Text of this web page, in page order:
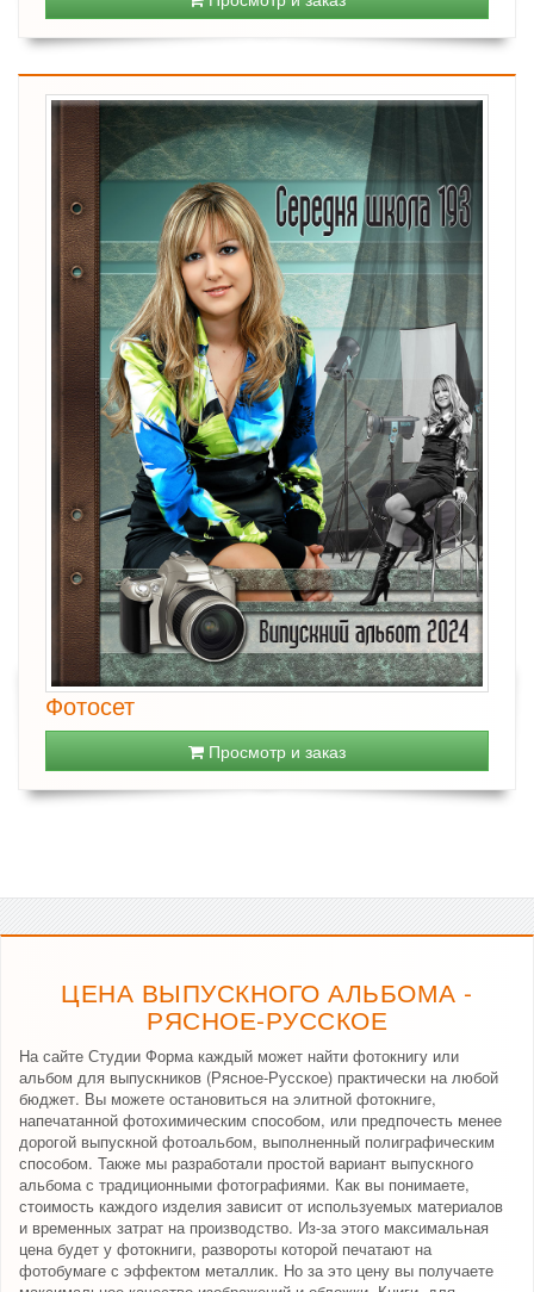
Фотосет
Просмотр и заказ
ЦЕНА ВЫПУСКНОГО АЛЬБОМА -
РЯСНОЕ-РУССКОЕ
На сайте Студии Форма каждый может найти фотокнигу или
альбом для выпускников (Рясное-Русское) практически на любой
бюджет. Вы можете остановиться на элитной фотокниге,
напечатанной фотохимическим способом, или предпочесть менее
дорогой выпускной фотоальбом, выполненный полиграфическим
способом. Также мы разработали простой вариант выпускного
альбома с традиционными фотографиями. Как вы понимаете,
стоимость каждого изделия зависит от используемых материалов
и временных затрат на производство. Из-за этого максимальная
цена будет у фотокниги, развороты которой печатают на
фотобумаге с эффектом металлик. Но за это цену вы получаете